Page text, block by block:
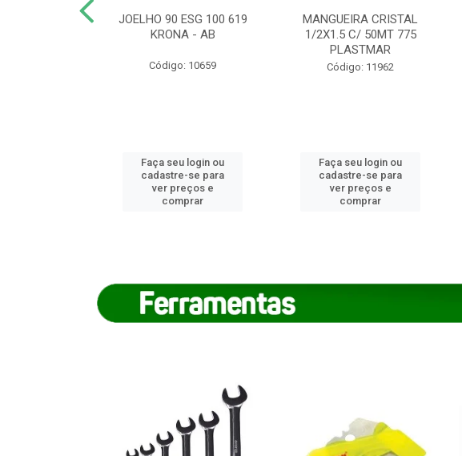
JOELHO 90 ESG 100 619
KRONA - AB
Código: 10659
Faça seu login ou
cadastre-se para
ver preços e
comprar
MANGUEIRA CRISTAL
1/2X1.5 C/ 50MT 775
PLASTMAR
Código: 11962
Faça seu login ou
cadastre-se para
ver preços e
comprar